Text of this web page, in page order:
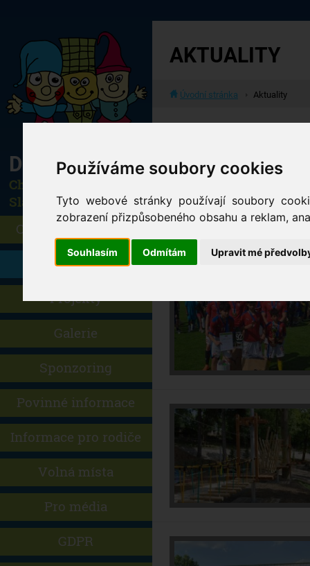
Používáme soubory cookies
Tyto webové stránky používají soubory
zobrazení přizpůsobeného obsahu a reklam,
Souhlasím Odmítám Upravit mé
Dětský domov
Cheb a Horní
Slavkov
O dětském domově
Aktuality
Projekty
Galerie
Sponzoring
Povinné informace
Informace pro rodiče
Volná místa
Pro média
GDPR
AKTUALITY
Úvodní stránka Aktuality